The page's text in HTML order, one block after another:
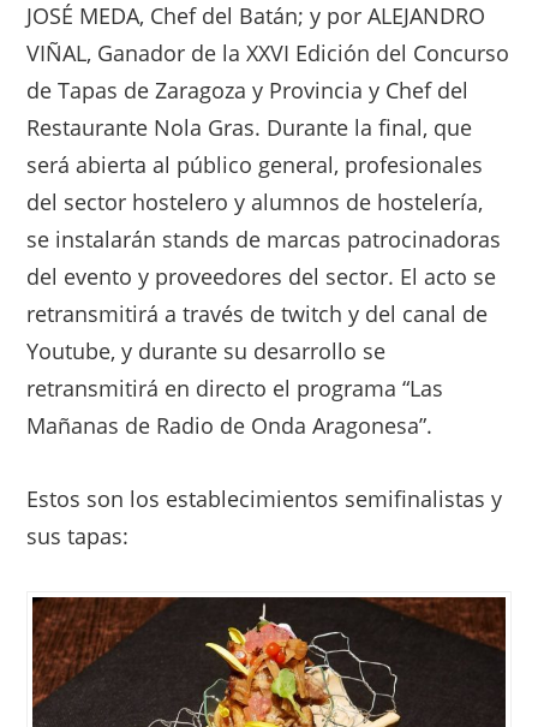
JOSÉ MEDA, Chef del Batán; y por ALEJANDRO
VIÑAL, Ganador de la XXVI Edición del Concurso
de Tapas de Zaragoza y Provincia y Chef del
Restaurante Nola Gras. Durante la final, que
será abierta al público general, profesionales
del sector hostelero y alumnos de hostelería,
se instalarán stands de marcas patrocinadoras
del evento y proveedores del sector. El acto se
retransmitirá a través de twitch y del canal de
Youtube, y durante su desarrollo se
retransmitirá en directo el programa “Las
Mañanas de Radio de Onda Aragonesa”.
Estos son los establecimientos semifinalistas y
sus tapas: